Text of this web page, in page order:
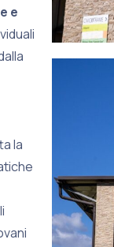
e
la